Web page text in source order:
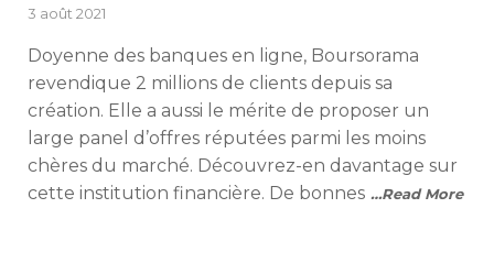
Posted
3 août 2021
Doyenne des banques en ligne, Boursorama
revendique 2 millions de clients depuis sa
création. Elle a aussi le mérite de proposer un
large panel d’offres réputées parmi les moins
chères du marché. Découvrez-en davantage sur
cette institution financière. De bonnes …Read More